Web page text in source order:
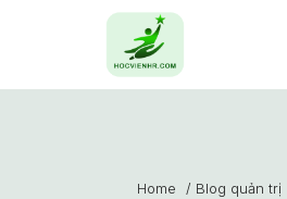
Home / Blog quản trị